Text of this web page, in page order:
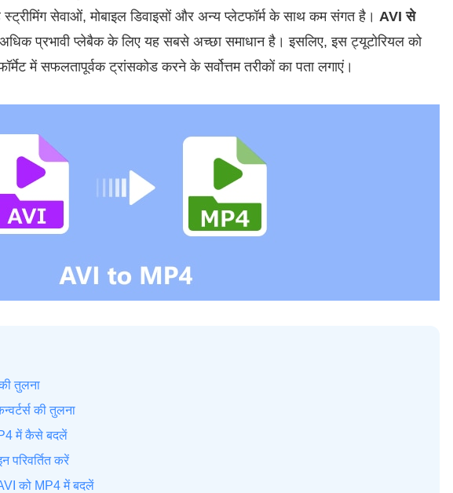
स्ट्रीमिंग सेवाओं, मोबाइल डिवाइसों और अन्य प्लेटफॉर्म के साथ कम संगत है। AVI से
अधिक प्रभावी प्लेबैक के लिए यह सबसे अच्छा समाधान है। इसलिए, इस ट्यूटोरियल को
में सफलतापूर्वक ट्रांसकोड करने के सर्वोत्तम तरीकों का पता लगाएं।
तुलना
की तुलना
में कैसे बदलें
परिवर्तित करें
को MP4 में बदलें